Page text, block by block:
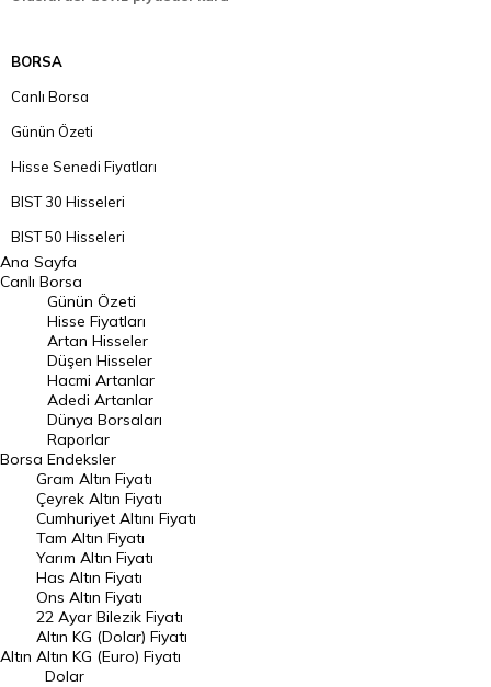
BORSA
Canlı Borsa
Günün Özeti
Hisse Senedi Fiyatları
BIST 30 Hisseleri
BIST 50 Hisseleri
BIST 100 Hisseleri
En Çok Artan Hisseler
En Çok Düşen Hisseler
Hacmi Artanlar
Geçmiş Kapanışlar
Dünya Borsaları
Raporlar
Endeksler
DÖVİZ
Döviz Kuru
Dolar Kuru
Euro Kuru
Ana Sayfa
Canlı Borsa
Borsa
Günün Özeti
Hisse Fiyatları
Artan Hisseler
Düşen Hisseler
Hacmi Artanlar
Adedi Artanlar
Dünya Borsaları
Raporlar
Endeksler
Altın
Gram Altın Fiyatı
Çeyrek Altın Fiyatı
Cumhuriyet Altını Fiyatı
Tam Altın Fiyatı
Yarım Altın Fiyatı
Has Altın Fiyatı
Ons Altın Fiyatı
22 Ayar Bilezik Fiyatı
Altın KG (Dolar) Fiyatı
Altın KG (Euro) Fiyatı
Dolar